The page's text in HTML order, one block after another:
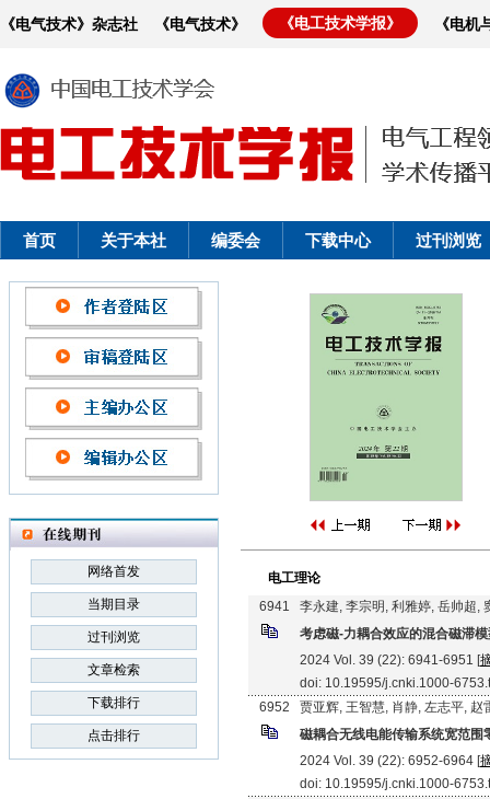
《电气技术》杂志社 《电气技术》 《电工技术学报》 《电
首页 关于本社 编委会 下载中心 过刊浏览
网络首发
当期目录
过刊浏览
文章检索
下载排行
点击排行
电工理论
6941
李永建, 李宗明, 利雅婷, 岳帅超,
考虑磁-力耦合效应的混合磁滞
2024 Vol. 39 (22): 6941-6951 [
doi: 10.19595/j.cnki.1000-
6952
贾亚辉, 王智慧, 肖静, 左志平, 赵
磁耦合无线电能传输系统宽范围
2024 Vol. 39 (22): 6952-6964 [
doi: 10.19595/j.cnki.1000-